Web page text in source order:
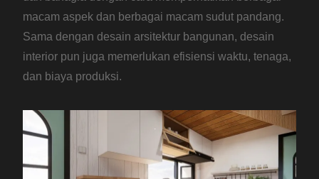
macam aspek dan berbagai macam sudut pandang.
Sama dengan desain arsitektur bangunan, desain
interior pun juga memerlukan efisiensi waktu, tenaga,
dan biaya produksi.